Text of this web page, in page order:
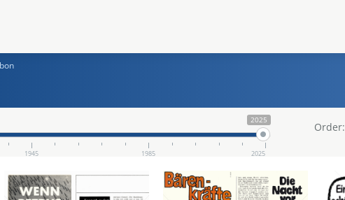
2025
1945 1985 2025
Order: